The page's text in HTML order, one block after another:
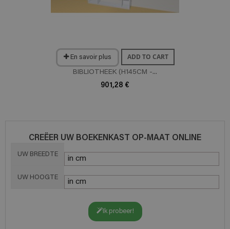
En savoir plus ADD TO CART
BIBLIOTHEEK (H145CM -...
901,28 €
CREËER UW BOEKENKAST OP-MAAT ONLINE
UW BREEDTE
UW HOOGTE
Ik probeer!